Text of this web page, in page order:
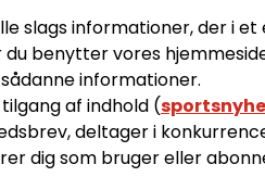
slags informationer, der i
du benytter vores
informationer.
af indhold (
deltager i
dig som bruger eller